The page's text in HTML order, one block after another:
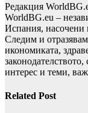
Редакция
WorldBG.eu –
Испания, насочени
Следим и
икономиката,
интерес и теми,
Related Post